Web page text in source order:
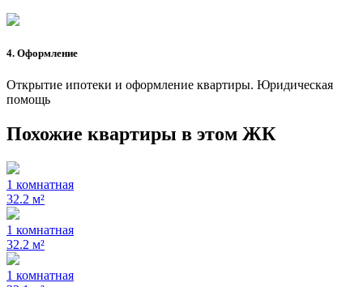
4. Оформление
Открытие ипотеки и оформление квартиры. Юридическая
помощь
Похожие квартиры в этом ЖК
1 комнатная
32.2 м²
1 комнатная
32.2 м²
1 комнатная